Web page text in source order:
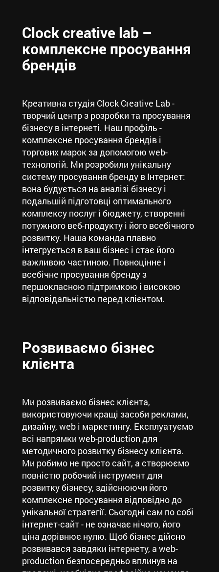
Clock creative lab –
комплексне просування
брендів
Креативна студія Clock Creative Lab -
творчий центр з розробки та просування
бізнесу в інтернеті. Наш профіль -
комплексне просування брендів і
торгових марок за допомогою web-
технологій. Ми розробили унікальну
систему просування бренду в Інтернет:
вона будується на аналізі бізнесу і
подальшій підготовці оптимального
комплексу послуг і бюджету, створенні
потужного веб-продукту і його всебічного
розвитку. Наша команда плавно
інтегрується в ваш бізнес і стає його
важливою частиною. Повноцінне і
всебічне просування бренду з
першокласною підтримкою і високою
відповідальністю перед клієнтом.
Розвиваємо бізнес
клієнта
Ми розвиваємо бізнес клієнта,
використовуючи кращі засоби реклами,
дизайну, web і маркетингу. Експлуатуємо
всі напрямки web-production для
методичного розвитку бізнесу клієнта.
Ми робимо не просто сайт, а створюємо
повністю робочий інструмент для
розвитку бізнесу, здійснюючи його
комплексне просування відповідно до
унікальної стратегії. Сьогодні сам по собі
інтернет-сайт - не означає нічого, його
ціна дорівнює нулю. Щоб бізнес дійсно
розвивався завдяки інтернету, а web-
production безпосередньо вплинув на